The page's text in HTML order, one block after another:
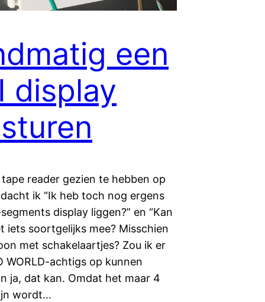
een
display
reader gezien te hebben op
ik “Ik heb toch nog ergens
display liggen?” en “Kan
iets soortgelijks mee? Misschien
met schakelaartjes? Zou ik er
WORLD-achtigs op kunnen
ja, dat kan. Omdat het maar 4
wordt…